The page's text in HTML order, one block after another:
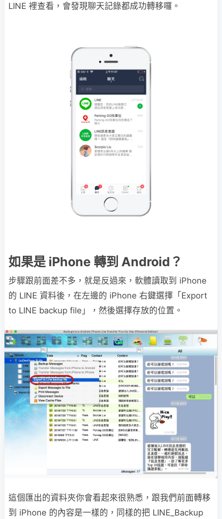
LINE 裡查看，會發現聊天記錄都成功轉移囉。
如果是 iPhone 轉到 Android？
步驟跟前面差不多，就是反過來，軟體讀取到 iPhone
的 LINE 資料後，在左邊的 iPhone 右鍵選擇「Export
to LINE backup file」，然後選擇存放的位置。
這個匯出的資料夾你會看起來很熟悉，跟我們前面轉移
到 iPhone 的內容是一樣的，同樣的把 LINE_Backup